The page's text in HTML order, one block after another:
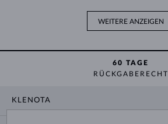
WEITERE ANZEIGEN
60 TAGE
RÜCKGABERECHT
KLENOTA